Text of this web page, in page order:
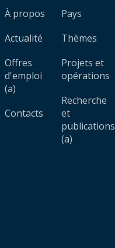
À propos
Actualité
Offres
d'emploi
(a)
Contacts
Pays
Thèmes
Projets et
opérations
Recherche
et
publications
(a)